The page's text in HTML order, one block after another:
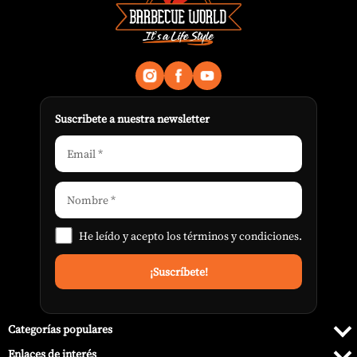
Suscribete a nuestra newsletter
He leído y acepto lostérminos y condiciones.
Categorías populares